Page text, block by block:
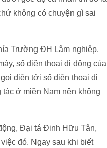
không có chuyện gì sai
Trường ĐH Lâm nghiệp.
số điện thoại di động của
điện tới số điện thoại di
ở miền Nam nên không
Đại tá Đinh Hữu Tân,
đó. Ngay sau khi biết